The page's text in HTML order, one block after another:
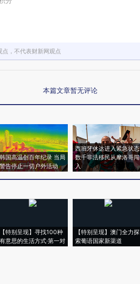
，不代表财新网观点
本篇文章暂无评论
韩国高温创百年纪录 当局
警告停止一切户外活动
西班牙休达进入紧急状态
数千非法移民从摩洛哥闯
入
【特别呈现】寻找100种
有意思的生活方式·第一对
【特别呈现】澳门全力探
索葡语国家新渠道